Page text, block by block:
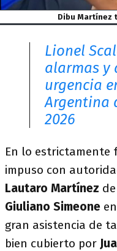
Dibu Martínez
Lionel
alarmas y
urgencia
Argentina
2026
En lo estrictamente
impuso con
Lautaro Martínez
Giuliano Simeone
gran asistencia de
bien cubierto por